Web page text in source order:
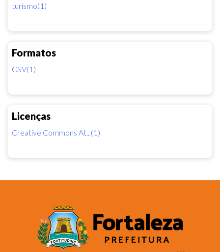
turismo(1)
Formatos
CSV(1)
Licenças
Creative Commons At...(1)